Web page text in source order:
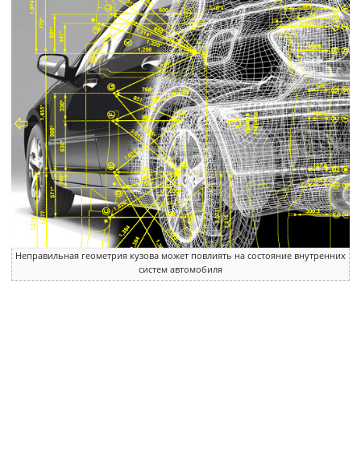
Неправильная геометрия кузова может повлиять на состояние внутренних
систем автомобиля